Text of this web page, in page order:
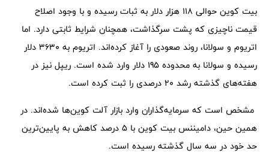
بیت کوین حوالی 118 هزار دلار به ثبات رسیده و با وجود اصلاح
قیمت ناچیزی که پشت سرگذاشت، همچنان شرایط ثابتی دارد. اما
اتریوم و سولانا، روند صعودی را آغاز کرده‌اند. اتریوم به 3630 دلار
رسیده و سولانا به محدوده 195 دلار وارد شده است. ریپل نیز در
هفته‌های گذشته رشد 20 درصدی را ثبت کرده است.
مشخص است که سرمایه‌گذاران وارد بازار آلت کوین‌‌ها شده‌اند. در
همین حین، دامیننس بیت کوین با 5 درصد کاهش به پایین‌ترین
حد خود در سه سال گذشته رسیده است.